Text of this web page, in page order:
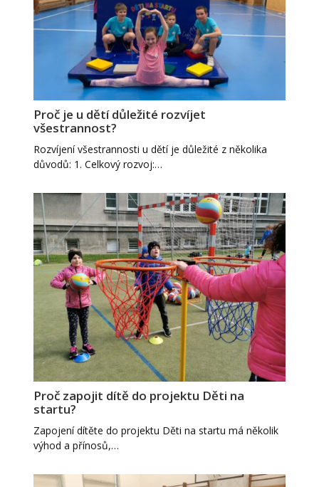
Proč je u dětí důležité rozvíjet
všestrannost?
Rozvíjení všestrannosti u dětí je důležité z několika
důvodů: 1. Celkový rozvoj:…
Proč zapojit dítě do projektu Děti na
startu?
Zapojení dítěte do projektu Děti na startu má několik
výhod a přínosů,…